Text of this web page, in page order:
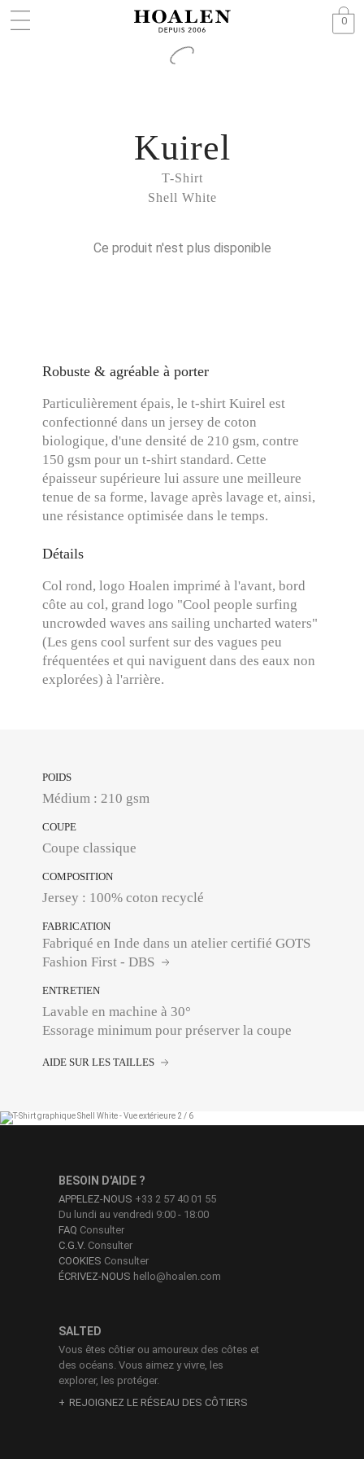
0
T-Shirt
Shell White
Kuirel
Ce produit n'est plus disponible
Robuste & agréable à porter
Particulièrement épais, le t-shirt Kuirel est
confectionné dans un jersey de coton
biologique, d'une densité de 210 gsm, contre
150 gsm pour un t-shirt standard. Cette
épaisseur supérieure lui assure une meilleure
tenue de sa forme, lavage après lavage et, ainsi,
une résistance optimisée dans le temps.
Détails
Col rond, logo Hoalen imprimé à l'avant, bord
côte au col, grand logo "Cool people surfing
uncrowded waves ans sailing uncharted waters"
(Les gens cool surfent sur des vagues peu
fréquentées et qui naviguent dans des eaux non
explorées) à l'arrière.
POIDS
Médium : 210 gsm
COUPE
Coupe classique
COMPOSITION
Jersey : 100% coton recyclé
FABRICATION
Fabriqué en Inde dans un atelier certifié GOTS
Fashion First - DBS
ENTRETIEN
Lavable en machine à 30°
Essorage minimum pour préserver la coupe
AIDE SUR LES TAILLES
SALTED
Vous êtes côtier ou amoureux des côtes et
des océans. Vous aimez y vivre, les
explorer, les protéger.
REJOIGNEZ LE RÉSEAU DES CÔTIERS
BESOIN D'AIDE ?
APPELEZ-NOUS +33 2 57 40 01 55
Du lundi au vendredi 9:00 - 18:00
FAQ Consulter
C.G.V. Consulter
COOKIES Consulter
ÉCRIVEZ-NOUS hello@hoalen.com